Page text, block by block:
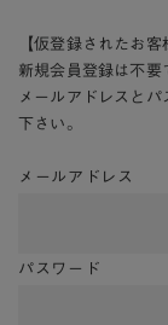
【仮登録されたお客
新規会員登録は不要
メールアドレスと
下さい。
メールアドレス
パスワード